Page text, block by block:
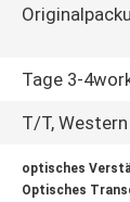
Tage 3-
T/T, Western
optisches
Optisches